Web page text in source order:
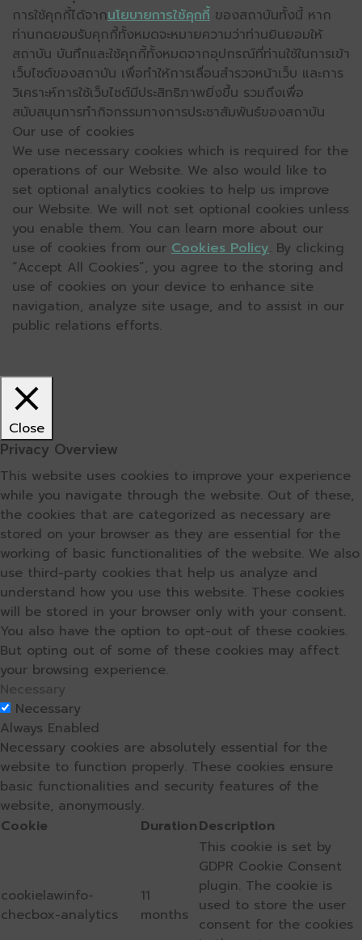
การใช้คุกกี้ได้จากนโยบายการใช้คุกกี้ ของสถาบันทั้งนี้ หาก
ท่านกดยอมรับคุกกี้ทั้งหมดจะหมายความว่าท่านยินยอมให้
สถาบัน บันทึกและใช้คุกกี้ทั้งหมดจากอุปกรณ์ที่ท่านใช้ในการเข้า
เว็บไซต์ของสถาบัน เพื่อทำให้การเลื่อนสำรวจหน้าเว็บ และการ
วิเคราะห์การใช้เว็บไซต์มีประสิทธิภาพยิ่งขึ้น รวมถึงเพื่อ
สนับสนุนการทำกิจกรรมทางการประชาสัมพันธ์ของสถาบัน
Our use of cookies
We use necessary cookies which is required for the
operations of our Website. We also would like to
set optional analytics cookies to help us improve
our Website. We will not set optional cookies unless
you enable them. You can learn more about our
use of cookies from our Cookies Policy. By clicking
“Accept All Cookies”, you agree to the storing and
use of cookies on your device to enhance site
navigation, analyze site usage, and to assist in our
public relations efforts.
Close
Privacy Overview
This website uses cookies to improve your experience
while you navigate through the website. Out of these,
the cookies that are categorized as necessary are
stored on your browser as they are essential for the
working of basic functionalities of the website. We also
use third-party cookies that help us analyze and
understand how you use this website. These cookies
will be stored in your browser only with your consent.
You also have the option to opt-out of these cookies.
But opting out of some of these cookies may affect
your browsing experience.
Necessary
Necessary
Always Enabled
Necessary cookies are absolutely essential for the
website to function properly. These cookies ensure
basic functionalities and security features of the
website, anonymously.
Cookie
DurationDescription
cookielawinfo-
checbox-analytics
11
months
This cookie is set by
GDPR Cookie Consent
plugin. The cookie is
used to store the user
consent for the cookies